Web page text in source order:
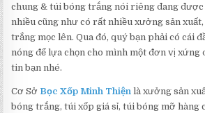
chung & túi bóng trắng nói riêng đang được
nhiều cũng như có rất nhiều xưởng sản
trắng mọc lên. Qua đó, quý bạn phải có cái
nóng để lựa chọn cho mình một đơn vị xứng
tin bạn nhé.
Cơ Sở Bọc Xốp Minh Thiện là xưởng sản
bóng trắng, túi xốp giá sỉ, túi bóng mỡ hàng